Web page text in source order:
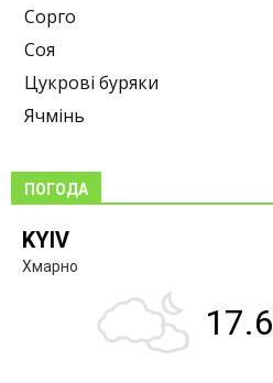
Сорго
Соя
Цукрові буряки
Ячмінь
ПОГОДА
KYIV
Хмарно
17.6